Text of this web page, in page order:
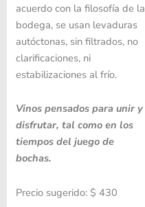
acuerdo con la filosofía de la
bodega, se usan levaduras
autóctonas, sin filtrados, no
clarificaciones, ni
estabilizaciones al frío.
Vinos pensados para unir y
disfrutar, tal como en los
tiempos del juego de
bochas.
Precio sugerido: $ 430